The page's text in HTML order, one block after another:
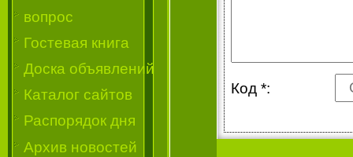
вопрос
Гостевая книга
Доска объявлений
Каталог сайтов
Распорядок дня
Архив новостей
Код *: